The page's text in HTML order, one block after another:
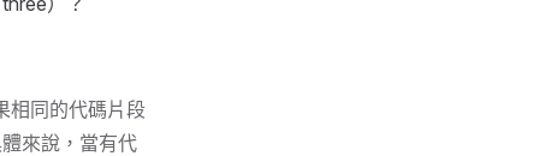
相同的代碼片段
來說，當有代